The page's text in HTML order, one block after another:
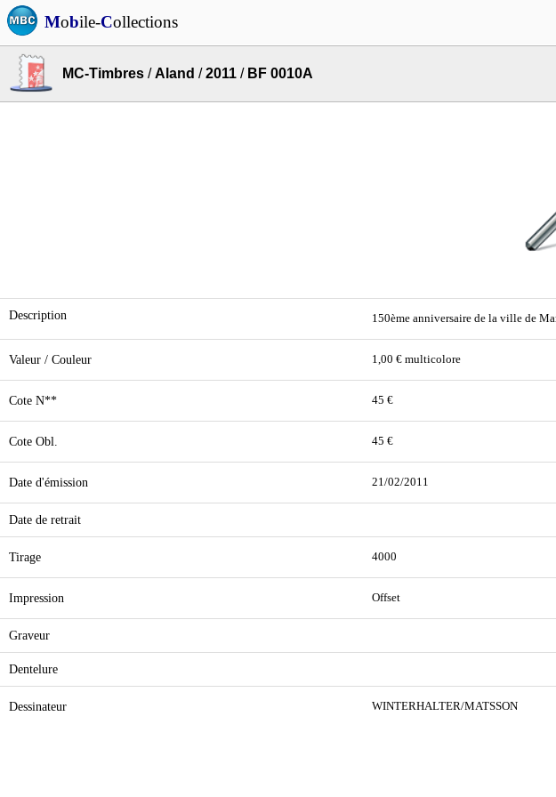
Mobile-Collections
MC-Timbres /Aland /2011 / BF 0010A
Description 150ème anniversaire de la ville de
Valeur / Couleur 1,00 € multicolore
Cote N** 45 €
Cote Obl. 45 €
Date d'émission 21/02/2011
Date de retrait
Tirage 4000
Impression Offset
Graveur
Dentelure
Dessinateur WINTERHALTER/MATSSON